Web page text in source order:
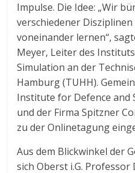
Impulse. Die Idee: „Wir
verschiedener
voneinander lernen“,
Meyer, Leiter des
Simulation an der
Hamburg (TUHH).
Institute for Defence and
und der Firma Spitzner
zu der Onlinetagung
Aus dem Blickwinkel der
sich Oberst i.G.